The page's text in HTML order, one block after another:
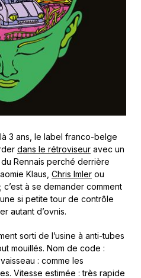
3 ans, le label franco-belge
dans le rétroviseur avec un
Rennais perché derrière
Klaus, Chris Imler ou
à se demander comment
si petite tour de contrôle
autant d’ovnis.
sorti de l’usine à anti-tubes
mouillés. Nom de code :
: comme les
Vitesse estimée : très rapide